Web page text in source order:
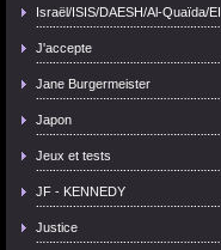
Israël/ISIS/DAESH/Al-Quaïda/EI
J'accepte
Jane Burgermeister
Japon
Jeux et tests
JF - KENNEDY
Justice